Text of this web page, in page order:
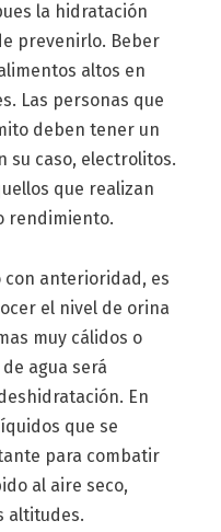
la hidratación
prevenirlo. Beber
altos en
Las personas que
deben tener un
su caso, electrolitos.
que realizan
rendimiento.
con anterioridad, es
el nivel de orina
muy cálidos o
agua será
En
que se
para combatir
al aire seco,
altitudes.